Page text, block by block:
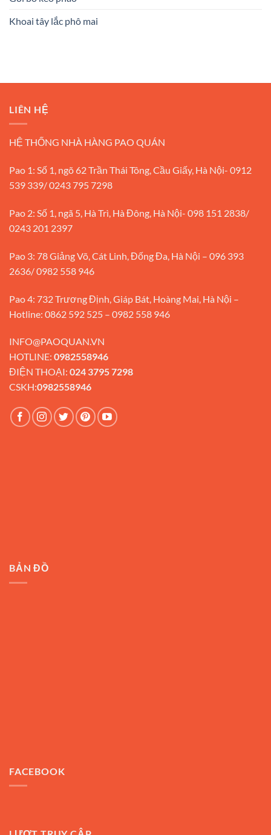
Khoai tây lắc phô mai
LIÊN HỆ
HỆ THỐNG NHÀ HÀNG PAO QUÁN
Pao 1: Số 1, ngõ 62 Trần Thái Tông, Cầu Giấy, Hà Nội- 0912
539 339/ 0243 795 7298
Pao 2: Số 1, ngã 5, Hà Trì, Hà Đông, Hà Nội- 098 151 2838/
0243 201 2397
Pao 3: 78 Giảng Võ, Cát Linh, Đống Đa, Hà Nội – 096 393
2636/ 0982 558 946
Pao 4: 732 Trương Định, Giáp Bát, Hoàng Mai, Hà Nội –
Hotline: 0862 592 525 – 0982 558 946
INFO@PAOQUAN.VN
HOTLINE: 0982558946
ĐIỆN THOẠI: 024 3795 7298
CSKH:0982558946
BẢN ĐỒ
FACEBOOK